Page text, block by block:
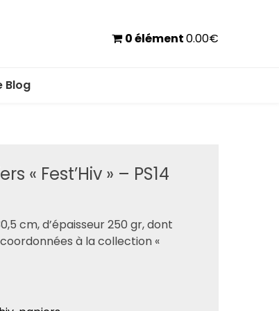
0 élément0.00€
Blog
« Fest’Hiv » – PS14
cm, d’épaisseur 250 gr, dont
à la collection «